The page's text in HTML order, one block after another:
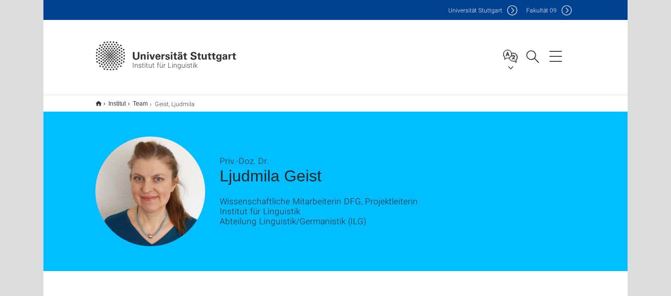
Institut für Linguistik
Universität Stuttgart Fakultät09
Institut Team Geist, Ljudmila
Ljudmila Geist
Priv.-Doz. Dr.
Wissenschaftliche Mitarbeiterin DFG, Projektleiterin
Institut für Linguistik
Abteilung Linguistik/Germanistik (ILG)